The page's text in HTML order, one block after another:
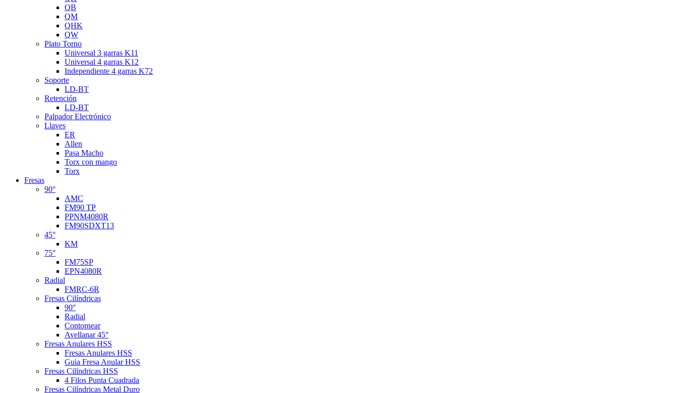
QB
QM
QHK
QW
Plato Torno
Universal 3 garras K11
Universal 4 garras K12
Independiente 4 garras K72
Soporte
LD-BT
Retención
LD-BT
Palpador Electrónico
Llaves
ER
Allen
Pasa Macho
Torx con mango
Torx
Fresas
90°
AMC
FM90 TP
PPNM4080R
FM90SDXT13
45°
KM
75°
FM75SP
EPN4080R
Radial
FMRC-6R
Fresas Cilíndricas
90°
Radial
Contornear
Avellanar 45°
Fresas Anulares HSS
Fresas Anulares HSS
Guia Fresa Anular HSS
Fresas Cilíndricas HSS
4 Filos Punta Cuadrada
Fresas Cilíndricas Metal Duro